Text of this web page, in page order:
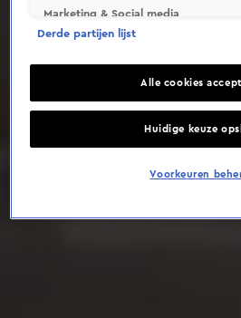
Marketing & Social media
Derde partijen lijst
Alle cookies
Huidige keuze
Voorkeuren